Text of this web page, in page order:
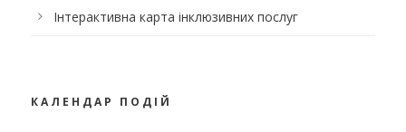
Інтерактивна карта інклюзивних послуг
КАЛЕНДАР ПОДІЙ